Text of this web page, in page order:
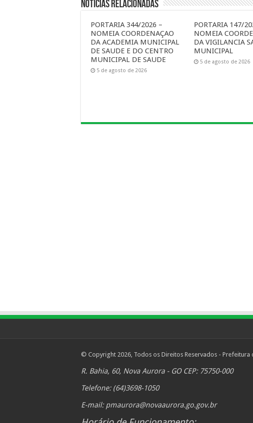
Notícias Relacionadas
PORTARIA 344/2026 –
NOMEIA COORDENAÇAO
DA ACADEMIA MUNICIPAL
DE SAUDE E DO CENTRO
MUNICIPAL DE SAUDE
5 de agosto de 2026
PORTARIA 147/
NOMEIA
DA VIGILANCIA
MUNICIPAL
5 de agosto de 2026
© Copyright 2026, Todos os Direitos Reservados - Prefeitura
R. Bahia, 60, Nova Aurora - GO CEP: 75750-000
Telefone: (64)3698-1050
E-mail: pmaurora@novaaurora.go.gov.br